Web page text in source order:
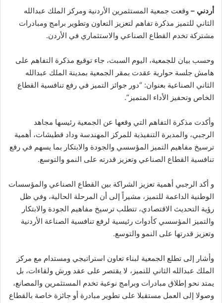
أردني – وقعت جمعية المستثمرين الأردنية ومركز الملك عبدالله
الثاني للتميز مذكرة تفاهم لتعزيز التعاون وتطوير برامج ومبادرات
مشتركة تخدم القطاع الصناعي والاستثماري في الأردن.
وحسب بيان للجمعية، اليوم السبت، جاء توقيع مذكرة التفاهم على
هامش جلسة حوارية عقدت بمقر الجمعية بمدينة الملك عبدالله
الثاني الصناعية بعنوان: “دور جوائز التميز في رفع تنافسية القطاع
الخاص وتحفيز الأداء المتميز”.
وأكدت مذكرة التفاهم التي وقعها عن الجمعية رئيسها مجاهد
الرجبي، والمديرة التنفيذية للمركز المهندسة وداد قطيشات، أهمية
ترسيخ مفاهيم التميز المؤسسي والجودة والابتكار بما يسهم في رفع
تنافسية القطاع الصناعي وتعزيز قدرته على النمو والتوسع.
و أكد الرجبي أهمية تعزيز الشراكة بين القطاع الصناعي والمؤسسات
الوطنية الداعمة للتميز، مشيراً إلى أن المرحلة الحالية، وفي ظل
رؤية التحديث الاقتصادي، تتطلب ترسيخ مفاهيم الجودة والابتكار
والتميز المؤسسي كأدوات رئيسية لرفع تنافسية الصناعة الأردنية
وتعزيز قدرتها على النمو والتوسع.
وأشار إلى تطلع الجمعية لبناء تعاون استراتيجي ومستدام مع مركز
الملك عبدالله الثاني للتميز، لا يقتصر على عقد ورش ولقاءات، بل
يمتد نحو إطلاق مبادرات وبرامج نوعية تخدم المستثمرين والمصانع،
وصولا إلى العمل مستقبلا على تطوير مبادرة أو جائزة خاصة بالقطاع